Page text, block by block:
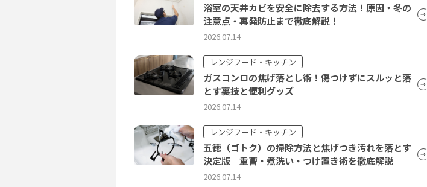
浴室の天井カビを安全に除去する方法！原因・冬の
注意点・再発防止まで徹底解説！
2026.07.14
レンジフード・キッチン
ガスコンロの焦げ落とし術！傷つけずにスルッと落
とす裏技と便利グッズ
2026.07.14
レンジフード・キッチン
五徳（ゴトク）の掃除方法と焦げつき汚れを落とす
決定版｜重曹・煮洗い・つけ置き術を徹底解説
2026.07.14